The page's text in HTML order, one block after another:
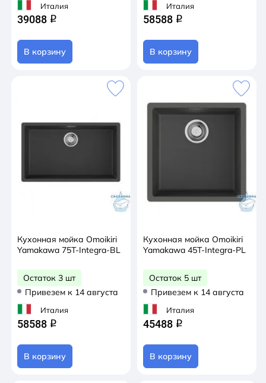
Италия
39088 q
В корзину
Италия
58588 q
В корзину
Кухонная мойка Omoikiri
Yamakawa 75T-Integra-BL
Остаток 3 шт
Привезем к 14 августа
Италия
58588 q
В корзину
Кухонная мойка Omoikiri
Yamakawa 45T-Integra-PL
Остаток 5 шт
Привезем к 14 августа
Италия
45488 q
В корзину